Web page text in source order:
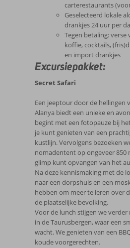
carterestaurants
Geselecteerd lokale
drankjes 24 uur per
Tegen betaling:
koffie, cocktails,
en import drankjes
Excursiepakket:
Secret Safari
Een jeeptour door de hellingen
Alanya biedt een unieke en
begint met een fotopauze bij
je kunt genieten van een
kustlijn. Vervolgens bezoeken
nomadentent op ongeveer 850
glimp kunt opvangen van het
Na deze kennismaking met de
naar een dorpshuis en een
hebben om meer te leren over
de plaatselijke bevolking.
Voor de lunch stijgen we
in de Taurusbergen, waar een
wacht. We genieten van een
koude voorgerechten.